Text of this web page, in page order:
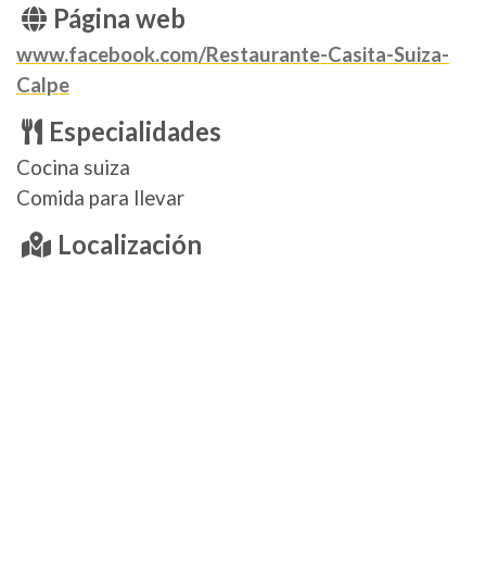
Página web
www.facebook.com/Restaurante-Casita-Suiza-
Calpe
Especialidades
Cocina suiza
Comida para llevar
Localización